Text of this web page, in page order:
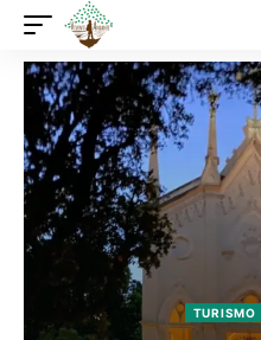
TURISMO